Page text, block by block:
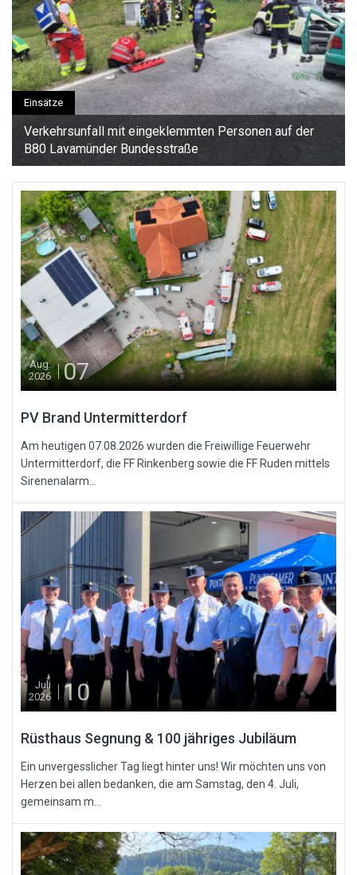
Einsätze
Verkehrsunfall mit eingeklemmten Personen auf der
B80 Lavamünder Bundesstraße
Aug.
2026
07
PV Brand Untermitterdorf
Am heutigen 07.08.2026 wurden die Freiwillige Feuerwehr
Untermitterdorf, die FF Rinkenberg sowie die FF Ruden mittels
Sirenenalarm...
Juli
2026
10
Rüsthaus Segnung & 100 jähriges Jubiläum
Ein unvergesslicher Tag liegt hinter uns! Wir möchten uns von
Herzen bei allen bedanken, die am Samstag, den 4. Juli,
gemeinsam m...